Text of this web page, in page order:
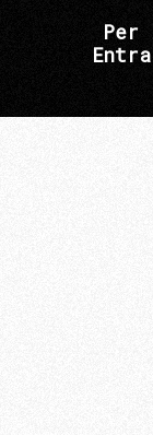
Per